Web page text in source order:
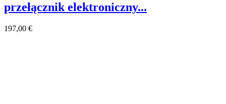
przełącznik elektroniczny...
197,00 €